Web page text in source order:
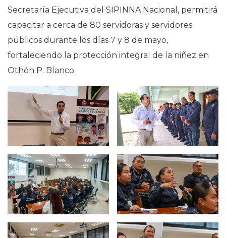
Secretaría Ejecutiva del SIPINNA Nacional, permitirá
capacitar a cerca de 80 servidoras y servidores
públicos durante los días 7 y 8 de mayo,
fortaleciendo la protección integral de la niñez en
Othón P. Blanco.